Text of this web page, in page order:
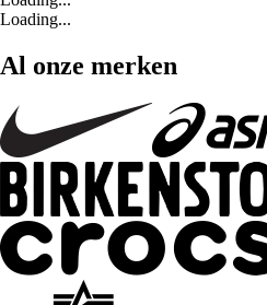
Loading...
Al onze merken